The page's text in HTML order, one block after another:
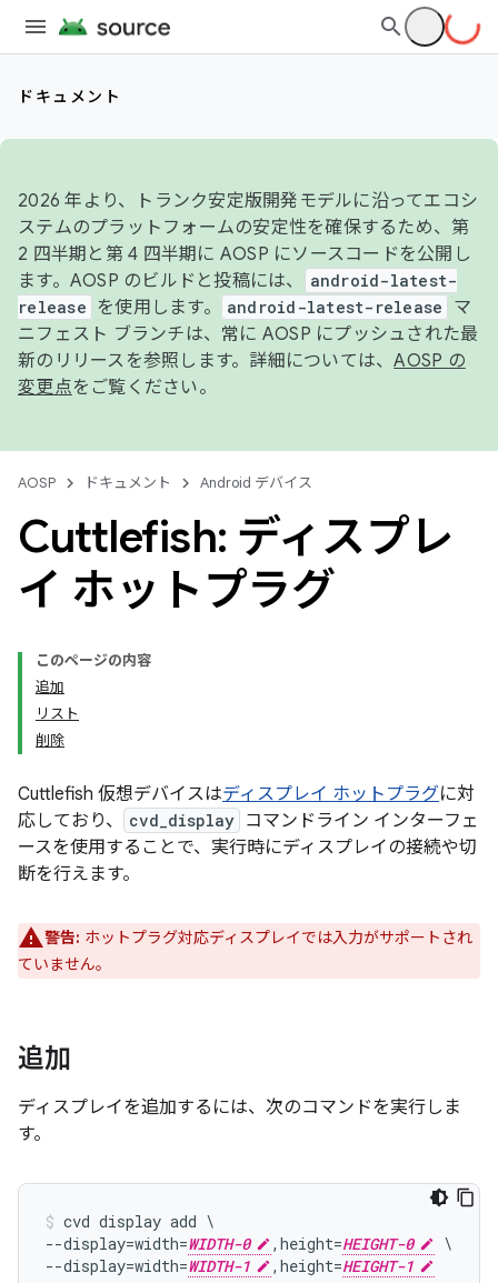
ドキュメント
2026 年より、トランク安定版開発モデルに沿ってエコシ
ステムのプラットフォームの安定性を確保するため、第
2 四半期と第 4 四半期に AOSP にソースコードを公開し
ます。AOSP のビルドと投稿には、
android-latest-
release
を使用します。 android-latest-release
マ
ニフェスト ブランチは、常に AOSP にプッシュされた最
新のリリースを参照します。詳細については、AOSP の
変更点をご覧ください。
AOSP ドキュメント Android デバイス
Cuttlefish: ディスプレ
イ ホットプラグ
このページの内容
追加
リスト
削除
Cuttlefish 仮想デバイスはディスプレイ ホットプラグに対
応しており、
cvd_display コマンドライン インターフェ
ースを使用することで、実行時にディスプレイの接続や切
断を行えます。
警告: ホットプラグ対応ディスプレイでは入力がサポートされ
ていません。
追加
ディスプレイを追加するには、次のコマンドを実行しま
す。
cvd display add \
--display=width=WIDTH-0 ,height=HEIGHT-0
\
--display=width=WIDTH-1 ,height=HEIGHT-1